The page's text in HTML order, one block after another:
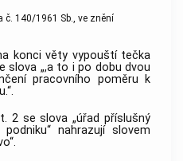
140/1961 Sb., ve znění
konci věty vypouští tečka
slova „,a to i po dobu dvou
pracovního poměru k
2 se slova „úřad příslušný
nahrazují slovem